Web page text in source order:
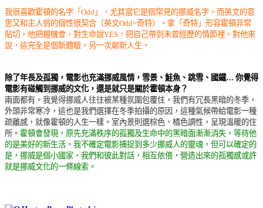
我很喜歡霍頓的名字「 Odd 」，尤其當它是個常見的挪威名字，而英文的意
思又和主人翁的個性很契合（英文Odd=奇特）。拿「奇特」形容霍頓非常
貼切，他把握機會，對生命說YES ，把自己帶到未曾經歷的情節裡。對他來
說，這完全是個新體驗，另一次嶄新人生。
除了年長及孤獨，電影也充滿挪威風情，雪景、鮭魚、跳雪、國鐵… 你覺得
電影有碰觸到挪威的文化，還是就只是關於霍頓本身？
兩面都有。我覺得挪威人往往被某種氛圍包覆住，我們有冗長黑暗的冬季，
外頭非常寒冷，這也是我們選擇在冬季拍攝的原因，這種氣候帶給電影一種
疏離感，就像霍頓的人生一樣。室內景則選棕色、橘色調性，呈現溫暖的住
所。 霍頓會發現，原先充滿秩序的孤獨及生命中的黑暗面漸漸消失，等待他
的是美好的新生活。我不確定電影捕捉到多少挪威人的靈魂，但可以確定的
是，挪威是個小國家，我們和彼此對話，相互依偎，營造出來的孤獨感或許
就是挪威文化的一條線索。